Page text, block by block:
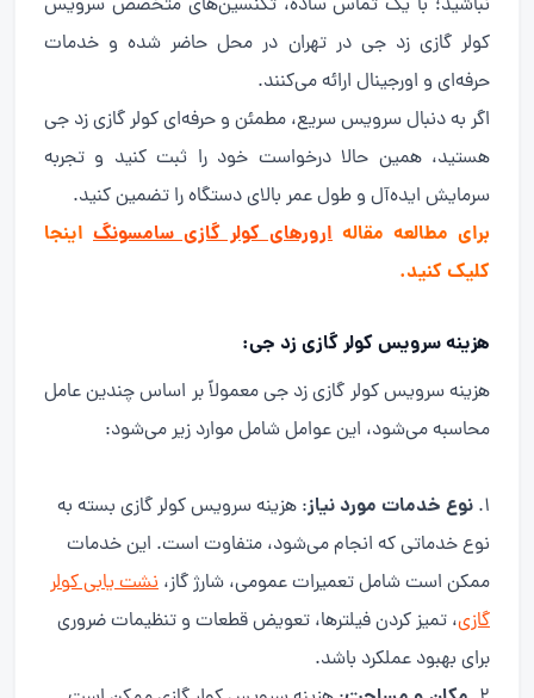
نباشید؛ با یک تماس ساده، تکنسین‌های متخصص سرویس
کولر گازی زد جی در تهران در محل حاضر شده و خدمات
حرفه‌ای و اورجینال ارائه می‌کنند.
اگر به دنبال سرویس سریع، مطمئن و حرفه‌ای کولر گازی زد جی
هستید، همین حالا درخواست خود را ثبت کنید و تجربه
سرمایش ایده‌آل و طول عمر بالای دستگاه را تضمین کنید.
برای مطالعه مقاله ارورهای کولر گازی سامسونگ اینجا
کلیک کنید.
هزینه سرویس کولر گازی زد جی:
هزینه سرویس کولر گازی زد جی معمولاً بر اساس چندین عامل
محاسبه می‌شود، این عوامل شامل موارد زیر می‌شود:
نوع خدمات مورد نیاز: هزینه سرویس کولر گازی بسته به
نوع خدماتی که انجام می‌شود، متفاوت است. این خدمات
ممکن است شامل تعمیرات عمومی، شارژ گاز، نشت یابی کولر
گازی، تمیز کردن فیلترها، تعویض قطعات و تنظیمات ضروری
برای بهبود عملکرد باشد.